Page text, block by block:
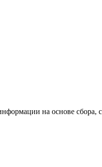
на основе сбора,